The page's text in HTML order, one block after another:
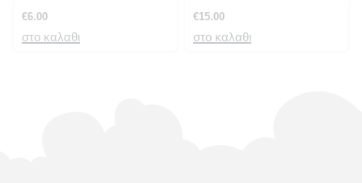
€6.00
στο καλαθι
€15.00
στο καλαθι